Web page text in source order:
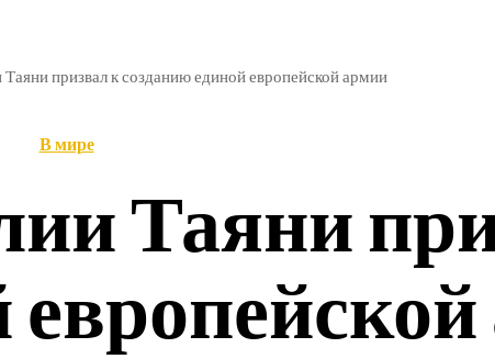
призвал к созданию единой европейской армии
В мире
Таяни